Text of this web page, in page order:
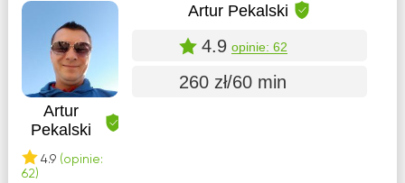
Artur
Pekalski
4.9 (opinie:
62)
Artur Pekalski
4.9 opinie: 62
260 zł/60 min